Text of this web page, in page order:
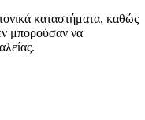
καταστήματα, καθώς
μπορούσαν να